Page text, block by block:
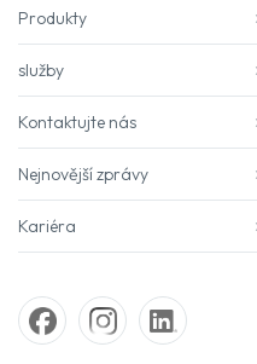
Produkty
služby
Kontaktujte nás
Nejnovější zprávy
Kariéra